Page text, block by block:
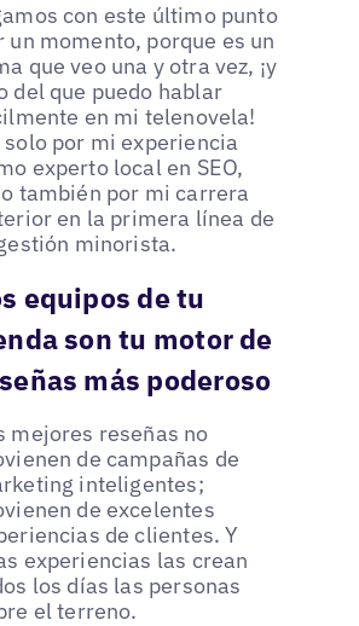
con este último punto
un momento, porque es un
que veo una y otra vez, ¡y
del que puedo hablar
en mi telenovela!
solo por mi experiencia
experto local en SEO,
también por mi carrera
en la primera línea de
minorista.
equipos de tu
son tu motor de
más poderoso
mejores reseñas no
de campañas de
inteligentes;
de excelentes
de clientes. Y
experiencias las crean
los días las personas
el terreno.